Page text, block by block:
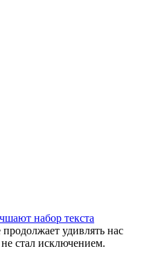
набор текста
удивлять нас
стал исключением.